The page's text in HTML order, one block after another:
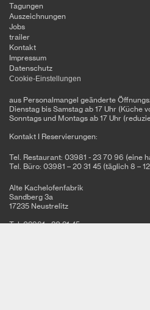
Tagungen
Auszeichnungen
Jobs
trailer
Kontakt
Impressum
Datenschutz
Cookie-Einstellungen
Alte Kachelofenfabrik
Sandberg 3a
17235 Neustrelitz
Tel: 03981 - 20 31 45
aus Personalmangel geänderte
Dienstag bis Samstag ab 17 Uhr (Küche
Sonntags und Montags ab 17 Uhr
Kontakt I Reservierungen:
Tel. Restaurant: 03981 - 23 70 96 (eine
Tel. Büro: 03981 – 20 31 45 (täglich 8 –